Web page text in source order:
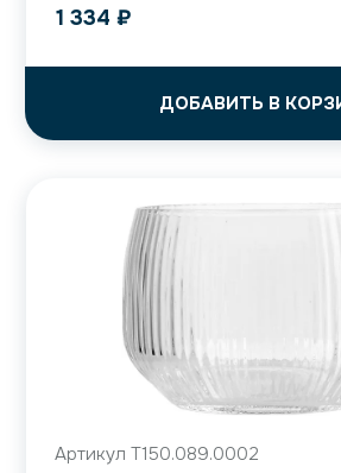
1 334 ₽
ДОБАВИТЬ В
Артикул T150.089.0002